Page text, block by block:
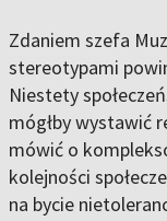
Zdaniem szefa
stereotypami
Niestety
mógłby wystawić
mówić o
kolejności
na bycie